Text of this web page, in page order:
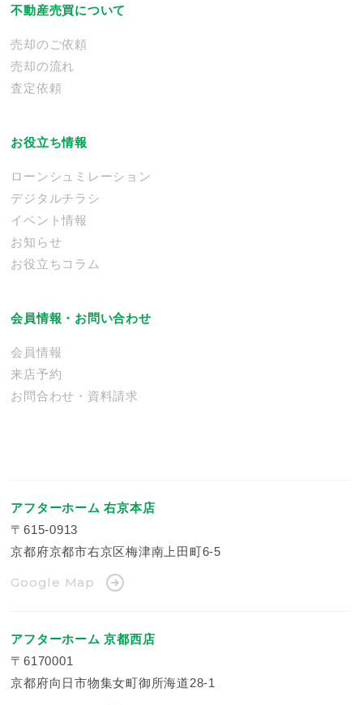
不動産売買について
売却のご依頼
売却の流れ
査定依頼
お役立ち情報
ローンシュミレーション
デジタルチラシ
イベント情報
お知らせ
お役立ちコラム
会員情報・お問い合わせ
会員情報
来店予約
お問合わせ・資料請求
アフターホーム 右京本店
〒615-0913
京都府京都市右京区梅津南上田町6-5
Google Map
アフターホーム 京都西店
〒6170001
京都府向日市物集女町御所海道28-1